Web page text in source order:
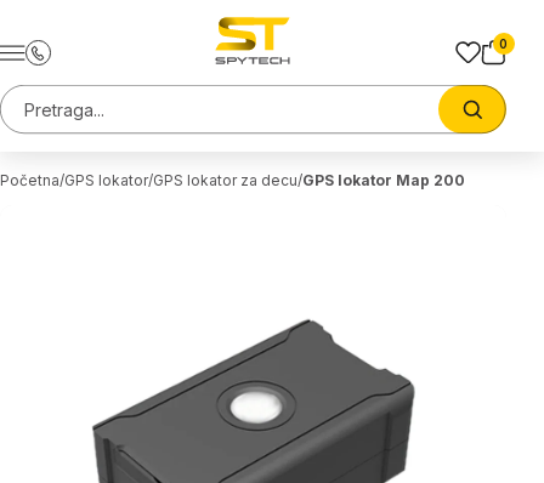
0
Pretraga sajta
Trazi
Početna GPS lokator GPS lokator za decu GPS lokator Map 200